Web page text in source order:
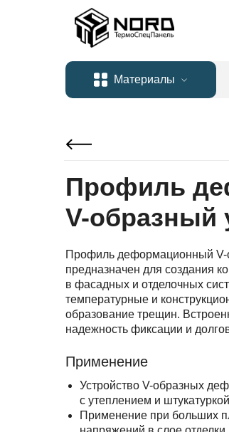
Материалы
Устройство V-образных
с утеплением и
Применение при больших
Применение
Профиль деформационный V-
предназначен для создания
в фасадных и отделочных
температурные и
образование трещин.
надежность фиксации и
Профиль
V-образный